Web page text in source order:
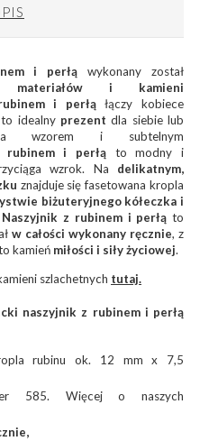
i perłąwykonany został
materiałów i kamieni
i perłąłączy kobiece
to idealny prezent dla siebie lub
wzorem i subtelnym
rubinem i perłą to modny i
wzrok. Na delikatnym,
znajduje się fasetowana kropla
biżuteryjnego kółeczka i
Naszyjnik z rubinem i perłą to
w całości wykonany ręcznie, z
kamień miłości i siły życiowej.
szlachetnych tutaj.
naszyjnik z rubinem i perłą
rubinu ok. 12 mm x 7,5
585. Więcej o naszych